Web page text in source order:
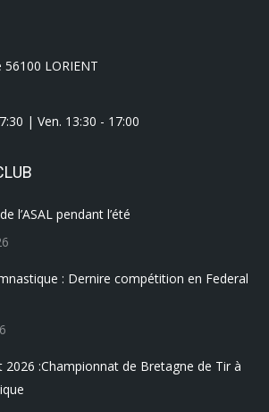
LORIENT
| Ven. 13:30 - 17:00
l’ASAL pendant l’été
: Dernire compétition en Federal
2026 :Championnat de Bretagne de Tir à